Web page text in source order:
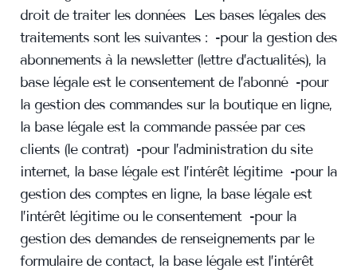
droit de traiter les données Les bases légales des
traitements sont les suivantes : -pour la gestion des
abonnements à la newsletter (lettre d’actualités), la
base légale est le consentement de l’abonné -pour
la gestion des commandes sur la boutique en ligne,
la base légale est la commande passée par ces
clients (le contrat) -pour l’administration du site
internet, la base légale est l’intérêt légitime -pour la
gestion des comptes en ligne, la base légale est
l’intérêt légitime ou le consentement -pour la
gestion des demandes de renseignements par le
formulaire de contact, la base légale est l’intérêt